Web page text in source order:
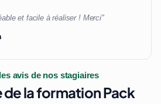
et facile à réaliser ! Merci"
avis de nos stagiaires
la formation Pack